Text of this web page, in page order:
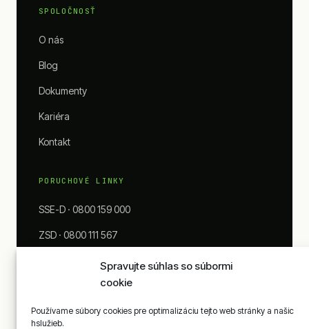
Spravujte súhlas so súbormi
cookie
Používame súbory cookies pre optimalizáciu tejto web stránky a našic
hslužieb.
SPOLOČNOSŤ
O nás
Blog
Dokumenty
Kariéra
Kontakt
PORUCHOVÉ LINKY
SSE-D · 0800 159 000
ZSD · 0800 111 567
VSD · 0800 123 332
SPP-D · 0850 111 727